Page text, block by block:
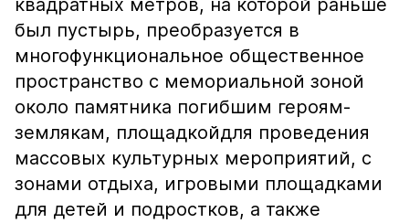
квадратных метров, на которой раньше
был пустырь, преобразуется в
многофункциональное общественное
пространство с мемориальной зоной
около памятника погибшим героям-
землякам, площадкойдля проведения
массовых культурных мероприятий, с
зонами отдыха, игровыми площадками
для детей и подростков, а также